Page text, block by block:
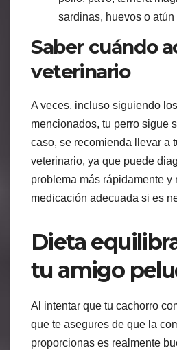
sardinas, huevos o atún
Saber cuándo
veterinario
A veces, incluso siguiendo
mencionados, tu perro sigue
caso, se recomienda llevar a
veterinario, ya que puede
problema más rápidamente y
medicación adecuada si es
Dieta
tu amigo
Al intentar que tu cachorro
que te asegures de que la
proporcionas es realmente